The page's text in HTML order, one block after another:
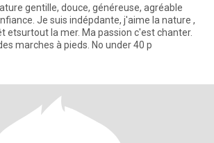
gentille, douce, généreuse, agréable
Je suis indépdante, j'aime la nature ,
etsurtout la mer. Ma passion c'est chanter.
marches à pieds. No under 40 p